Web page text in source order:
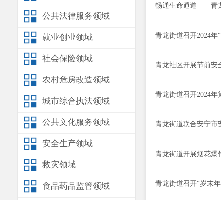
公共法律服务领域
就业创业领域
社会保险领域
农村危房改造领域
城市综合执法领域
公共文化服务领域
安全生产领域
救灾领域
食品药品监管领域
畅通生命通道——青
青龙街道召开2024年
青龙社区开展节前安
青龙街道召开2024
青龙街道联合安宁市
青龙街道开展烟花爆
青龙街道召开“岁末